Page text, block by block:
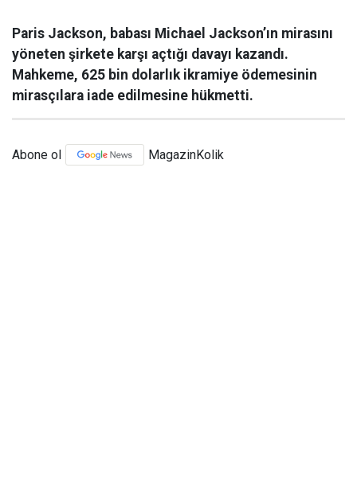
Paris Jackson, babası Michael Jackson’ın mirasını
yöneten şirkete karşı açtığı davayı kazandı.
Mahkeme, 625 bin dolarlık ikramiye ödemesinin
mirasçılara iade edilmesine hükmetti.
Abone ol MagazinKolik